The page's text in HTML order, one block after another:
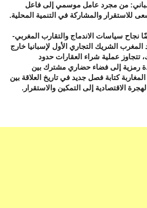
من مجرد عامل موسمي إلى فاعل
للاستقرار والمشاركة في التنمية المحلية.
نجاح سياسات الاندماج والتقارب المغربي-
الشريك التجاري الأول لإسبانيا خارج
تتجاوز عملية شراء العقارات حدود
رمزية إلى فضاء حضاري مشترك بين
كتابة فصل جديد في تاريخ العلاقة بين
الاقتصادية إلى التمكين والاستقرار.